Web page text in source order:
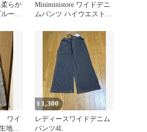
らか
ルー
Miniministore ワイドデニ
ムパンツ ハイウエストジ
ワイ
地
¥ 1,300
レディースワイドデニム
パンツ4L